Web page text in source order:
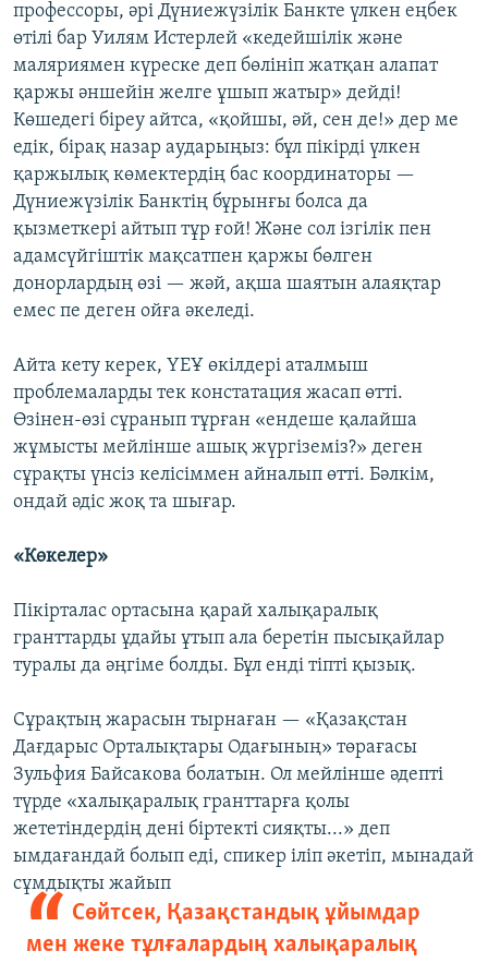
профессоры, әрі Дүниежүзілік Банкте үлкен еңбек
өтілі бар Уилям Истерлей «кедейшілік және
маляриямен күреске деп бөлініп жатқан алапат
қаржы әншейін желге ұшып жатыр» дейді!
Көшедегі біреу айтса, «қойшы, әй, сен де!» дер ме
едік, бірақ назар аударыңыз: бұл пікірді үлкен
қаржылық көмектердің бас координаторы —
Дүниежүзілік Банктің бұрынғы болса да
қызметкері айтып тұр ғой! Және сол ізгілік пен
адамсүйгіштік мақсатпен қаржы бөлген
донорлардың өзі — жәй, ақша шаятын алаяқтар
емес пе деген ойға әкеледі.
Айта кету керек, ҮЕҰ өкілдері аталмыш
проблемаларды тек констатация жасап өтті.
Өзінен-өзі сұранып тұрған «ендеше қалайша
жұмысты мейлінше ашық жүргіземіз?» деген
сұрақты үнсіз келісіммен айналып өтті. Бәлкім,
ондай әдіс жоқ та шығар.
«Көкелер»
Пікірталас ортасына қарай халықаралық
гранттарды ұдайы ұтып ала беретін пысықайлар
туралы да әңгіме болды. Бұл енді тіпті қызық.
Сұрақтың жарасын тырнаған — «Қазақстан
Дағдарыс Орталықтары Одағының» төрағасы
Зульфия Байсакова болатын. Ол мейлінше әдепті
түрде «халықаралық гранттарға қолы
жететіндердің дені біртекті сияқты...» деп
ымдағандай болып еді, спикер іліп әкетіп, мынадай
сұмдықты жайып
Сөйтсек, Қазақстандық ұйымдар
мен жеке тұлғалардың халықаралық